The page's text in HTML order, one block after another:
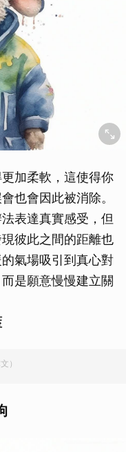
加柔軟，這使得你
也會因此被消除。
表達真實感受，但
彼此之間的距離也
氣場吸引到真心對
是願意慢慢建立關
）